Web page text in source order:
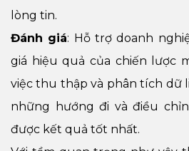
lòng tin.
Đánh giá: Hỗ trợ doanh
giá hiệu quả của chiến lược
việc thu thập và phân tích dữ
những hướng đi và điều
được kết quả tốt nhất.